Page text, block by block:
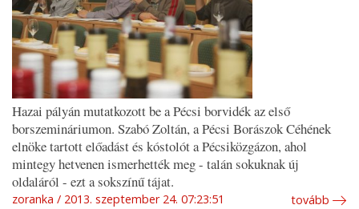
Hazai pályán mutatkozott be a Pécsi borvidék az első
borszemináriumon. Szabó Zoltán, a Pécsi Borászok Céhének
elnöke tartott előadást és kóstolót a Pécsiközgázon, ahol
mintegy hetvenen ismerhették meg - talán sokuknak új
oldaláról - ezt a sokszínű tájat.
zoranka 2013. szeptember 24. 07:23:51 tovább